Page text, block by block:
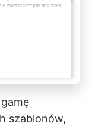
szablonów,